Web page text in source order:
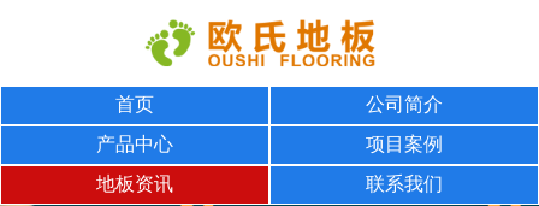
首页
公司简介
产品中心
项目案例
地板资讯
联系我们